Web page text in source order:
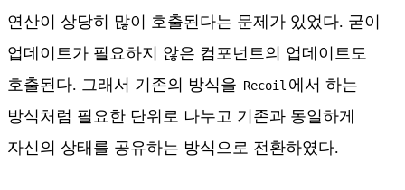
연산이 상당히 많이 호출된다는 문제가 있었다. 굳이
업데이트가 필요하지 않은 컴포넌트의 업데이트도
호출된다. 그래서 기존의 방식을 Recoil 에서 하는
방식처럼 필요한 단위로 나누고 기존과 동일하게
자신의 상태를 공유하는 방식으로 전환하였다.